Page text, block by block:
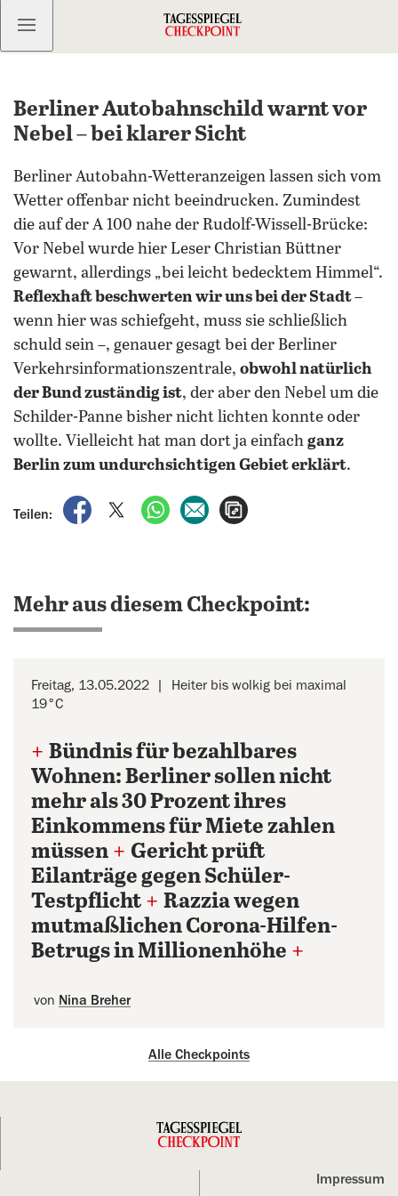
Kostenlos anmelden
Berliner Autobahnschild warnt vor
Nebel – bei klarer Sicht
Berliner Autobahn-Wetteranzeigen lassen sich vom
Wetter offenbar nicht beeindrucken. Zumindest
die auf der A 100 nahe der Rudolf-Wissell-Brücke:
Vor Nebel wurde hier Leser Christian Büttner
gewarnt, allerdings „bei leicht bedecktem Himmel“.
Reflexhaft beschwerten wir uns bei der Stadt–
wenn hier was schiefgeht, muss sie schließlich
schuld sein –, genauer gesagt bei der Berliner
Verkehrsinformationszentrale, obwohl natürlich
der Bund zuständig ist, der aber den Nebel um die
Schilder-Panne bisher nicht lichten konnte oder
wollte. Vielleicht hat man dort ja einfach ganz
Berlin zum undurchsichtigen Gebiet erklärt.
Teilen:
auf Facebook teilen
auf X teilenper WhatsApp teilen
per E-Mail teilen
Mehr aus diesem Checkpoint:
Freitag, 13.05.2022
Heiter bis wolkig bei maximal
19°C
+ Bündnis für bezahlbares
Wohnen: Berliner sollen nicht
mehr als 30 Prozent ihres
Einkommens für Miete zahlen
müssen + Gericht prüft
Eilanträge gegen Schüler-
Testpflicht + Razzia wegen
mutmaßlichen Corona-Hilfen-
Betrugs in Millionenhöhe +
von Nina Breher
Alle Checkpoints
Impressum